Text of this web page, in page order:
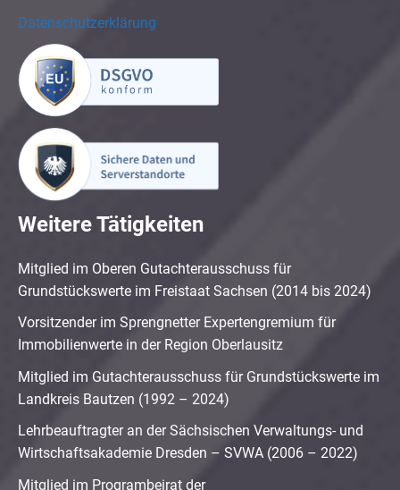
Datenschutzerklärung
Weitere Tätigkeiten
Mitglied im Oberen Gutachterausschuss für
Grundstückswerte im Freistaat Sachsen (2014 bis 2024)
Vorsitzender im Sprengnetter Expertengremium für
Immobilienwerte in der Region Oberlausitz
Mitglied im Gutachterausschuss für Grundstückswerte im
Landkreis Bautzen (1992 – 2024)
Lehrbeauftragter an der Sächsischen Verwaltungs- und
Wirtschaftsakademie Dresden – SVWA (2006 – 2022)
Mitglied im Programbeirat der